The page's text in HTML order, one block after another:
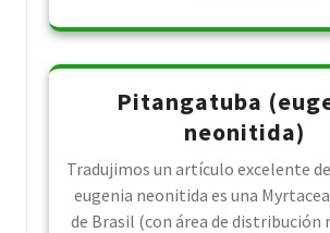
Pitangatuba
neonitida)
Tradujimos un artículo excelente
eugenia neonitida es una
de Brasil (con área de distribución